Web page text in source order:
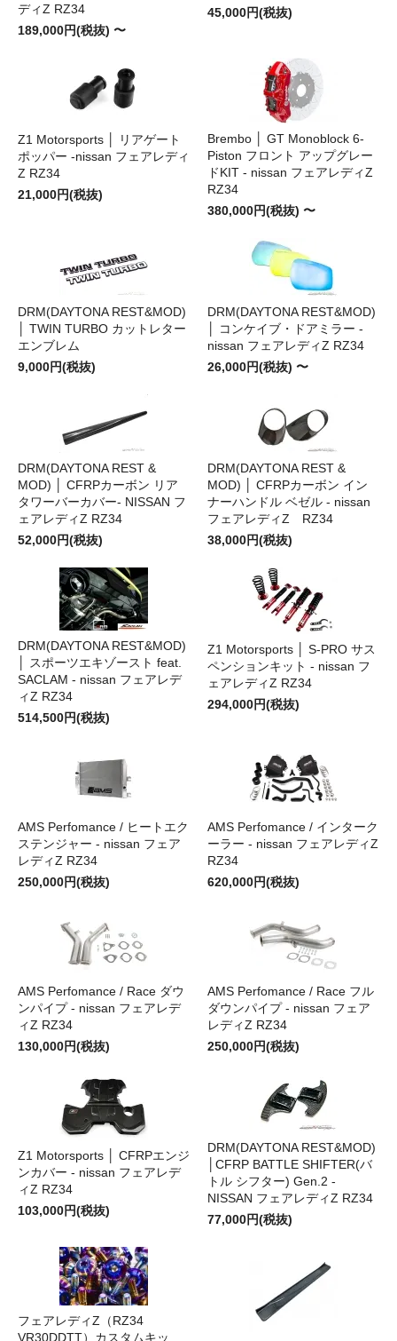
ディZ RZ34
189,000円(税抜) 〜
45,000円(税抜)
Z1 Motorsports │ リアゲート
ポッパー -nissan フェアレディ
Z RZ34
21,000円(税抜)
Brembo │ GT Monoblock 6-
Piston フロント アップグレー
ドKIT - nissan フェアレディZ
RZ34
380,000円(税抜) 〜
DRM(DAYTONA REST&MOD)
│ TWIN TURBO カットレター
エンブレム
9,000円(税抜)
DRM(DAYTONA REST&MOD)
│ コンケイブ・ドアミラー -
nissan フェアレディZ RZ34
26,000円(税抜) 〜
DRM(DAYTONA REST &
MOD) │ CFRPカーボン リア
タワーバーカバー- NISSAN フ
ェアレディZ RZ34
52,000円(税抜)
DRM(DAYTONA REST &
MOD) │ CFRPカーボン イン
ナーハンドル ベゼル - nissan
フェアレディZ RZ34
38,000円(税抜)
DRM(DAYTONA REST&MOD)
│ スポーツエキゾースト feat.
SACLAM - nissan フェアレデ
ィZ RZ34
514,500円(税抜)
Z1 Motorsports │ S-PRO サス
ペンションキット - nissan フ
ェアレディZ RZ34
294,000円(税抜)
AMS Perfomance / ヒートエク
ステンジャー - nissan フェア
レディZ RZ34
250,000円(税抜)
AMS Perfomance / インターク
ーラー - nissan フェアレディZ
RZ34
620,000円(税抜)
AMS Perfomance / Race ダウ
ンパイプ - nissan フェアレデ
ィZ RZ34
130,000円(税抜)
AMS Perfomance / Race フル
ダウンパイプ - nissan フェア
レディZ RZ34
250,000円(税抜)
Z1 Motorsports │ CFRPエンジ
ンカバー - nissan フェアレデ
ィZ RZ34
103,000円(税抜)
DRM(DAYTONA REST&MOD)
│CFRP BATTLE SHIFTER(バ
トル シフター) Gen.2 -
NISSAN フェアレディZ RZ34
77,000円(税抜)
フェアレディZ（RZ34
VR30DDTT）カスタムキッ